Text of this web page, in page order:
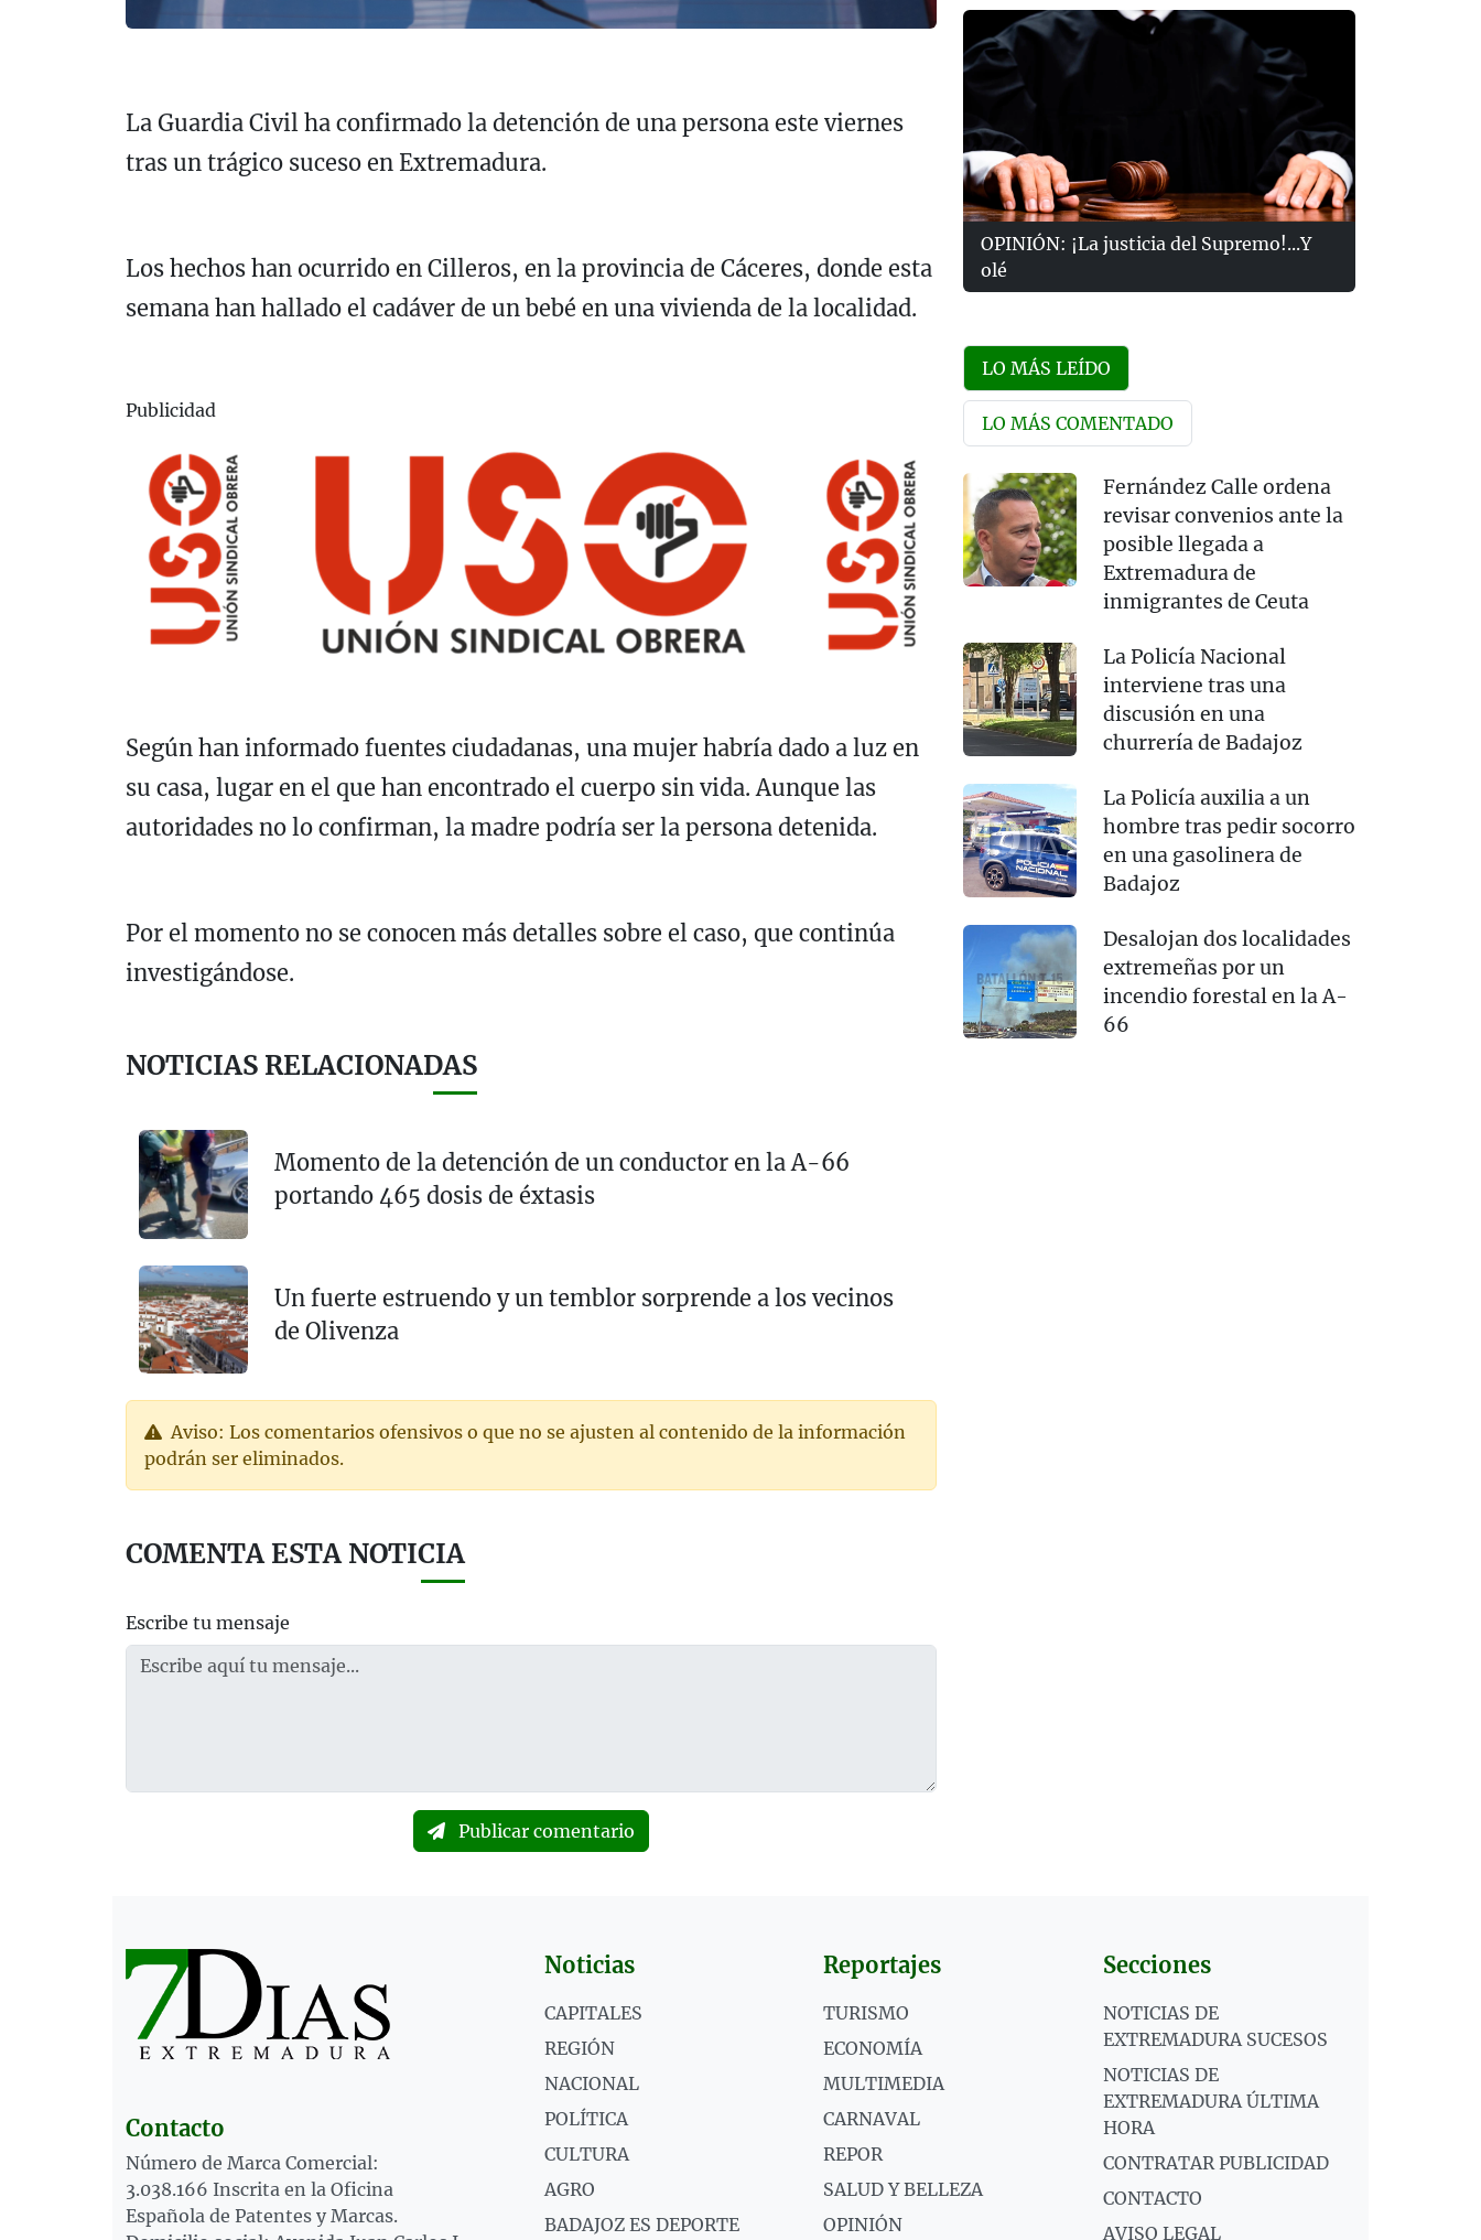
La Guardia Civil ha confirmado la detención de una persona este viernes
tras un trágico suceso en Extremadura.
Los hechos han ocurrido en Cilleros, en la provincia de Cáceres, donde esta
semana han hallado el cadáver de un bebé en una vivienda de la localidad.
Publicidad
Según han informado fuentes ciudadanas, una mujer habría dado a luz en
su casa, lugar en el que han encontrado el cuerpo sin vida. Aunque las
autoridades no lo confirman, la madre podría ser la persona detenida.
Por el momento no se conocen más detalles sobre el caso, que continúa
investigándose.
NOTICIAS RELACIONADAS
Momento de la detención de un conductor en la A-66
portando 465 dosis de éxtasis
Un fuerte estruendo y un temblor sorprende a los vecinos
de Olivenza
Aviso: Los comentarios ofensivos o que no se ajusten al contenido de la información
podrán ser eliminados.
COMENTA ESTA NOTICIA
Escribe tu mensaje
Publicar comentario
OPINIÓN: ¡La justicia del Supremo!...Y
olé
LO MÁS LEÍDO
LO MÁS COMENTADO
Fernández Calle ordena
revisar convenios ante la
posible llegada a
Extremadura de
inmigrantes de Ceuta
La Policía Nacional
interviene tras una
discusión en una
churrería de Badajoz
La Policía auxilia a un
hombre tras pedir socorro
en una gasolinera de
Badajoz
Desalojan dos localidades
extremeñas por un
incendio forestal en la A-
66
Contacto
Número de Marca Comercial:
3.038.166 Inscrita en la Oficina
Española de Patentes y Marcas.
Noticias
CAPITALES
REGIÓN
NACIONAL
POLÍTICA
CULTURA
AGRO
BADAJOZ ES DEPORTE
Reportajes
TURISMO
ECONOMÍA
MULTIMEDIA
CARNAVAL
REPOR
SALUD Y BELLEZA
OPINIÓN
Secciones
NOTICIAS DE
EXTREMADURA SUCESOS
NOTICIAS DE
EXTREMADURA ÚLTIMA
HORA
CONTRATAR PUBLICIDAD
CONTACTO
AVISO LEGAL